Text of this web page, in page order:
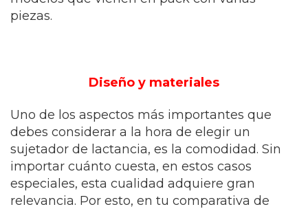
piezas.
Diseño y materiales
Uno de los aspectos más importantes que
debes considerar a la hora de elegir un
sujetador de lactancia, es la comodidad. Sin
importar cuánto cuesta, en estos casos
especiales, esta cualidad adquiere gran
relevancia. Por esto, en tu comparativa de